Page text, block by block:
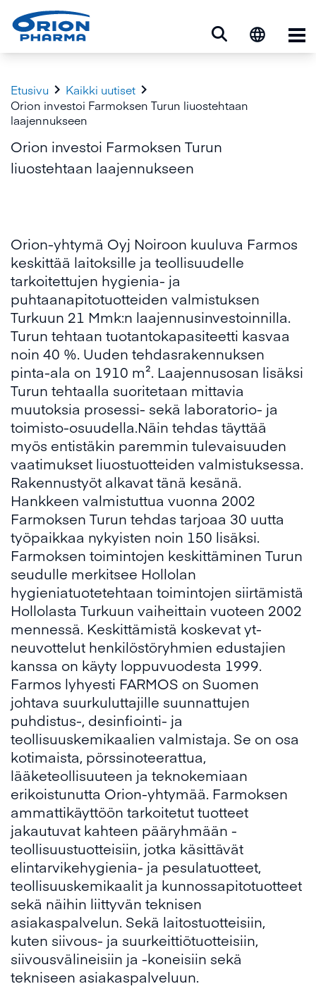
Etusivu  Kaikki uutiset 
Orion investoi Farmoksen Turun liuostehtaan
laajennukseen
Orion investoi Farmoksen Turun
liuostehtaan laajennukseen
Orion-yhtymä Oyj Noiroon kuuluva Farmos
keskittää laitoksille ja teollisuudelle
tarkoitettujen hygienia- ja
puhtaanapitotuotteiden valmistuksen
Turkuun 21 Mmk:n laajennusinvestoinnilla.
Turun tehtaan tuotantokapasiteetti kasvaa
noin 40 %. Uuden tehdasrakennuksen
pinta-ala on 1910 m². Laajennusosan lisäksi
Turun tehtaalla suoritetaan mittavia
muutoksia prosessi- sekä laboratorio- ja
toimisto-osuudella.Näin tehdas täyttää
myös entistäkin paremmin tulevaisuuden
vaatimukset liuostuotteiden valmistuksessa.
Rakennustyöt alkavat tänä kesänä.
Hankkeen valmistuttua vuonna 2002
Farmoksen Turun tehdas tarjoaa 30 uutta
työpaikkaa nykyisten noin 150 lisäksi.
Farmoksen toimintojen keskittäminen Turun
seudulle merkitsee Hollolan
hygieniatuotetehtaan toimintojen siirtämistä
Hollolasta Turkuun vaiheittain vuoteen 2002
mennessä. Keskittämistä koskevat yt-
neuvottelut henkilöstöryhmien edustajien
kanssa on käyty loppuvuodesta 1999.
Farmos lyhyesti FARMOS on Suomen
johtava suurkuluttajille suunnattujen
puhdistus-, desinfiointi- ja
teollisuuskemikaalien valmistaja. Se on osa
kotimaista, pörssinoteerattua,
lääketeollisuuteen ja teknokemiaan
erikoistunutta Orion-yhtymää. Farmoksen
ammattikäyttöön tarkoitetut tuotteet
jakautuvat kahteen pääryhmään -
teollisuustuotteisiin, jotka käsittävät
elintarvikehygienia- ja pesulatuotteet,
teollisuuskemikaalit ja kunnossapitotuotteet
sekä näihin liittyvän teknisen
asiakaspalvelun. Sekä laitostuotteisiin,
kuten siivous- ja suurkeittiötuotteisiin,
siivousvälineisiin ja -koneisiin sekä
tekniseen asiakaspalveluun.